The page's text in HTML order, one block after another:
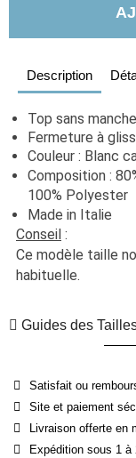
Description
Top sans
Fermeture à
Couleur : Blanc
Composition :
100% Polyester
Made in Italie
Conseil :
Ce modèle taille
habituelle.
Guides des
Satisfait ou
Site et paiement
Livraison offerte en
Expédition sous 1 à